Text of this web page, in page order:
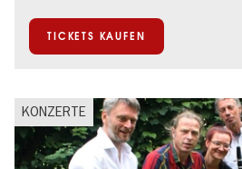
TICKETS KAUFEN
KONZERTE